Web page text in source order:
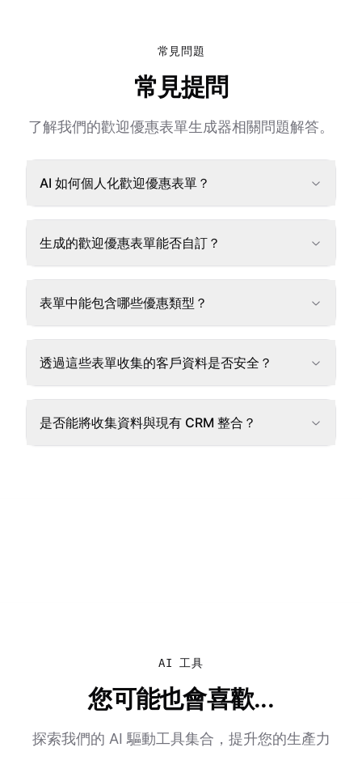
常見問題
常見提問
了解我們的歡迎優惠表單生成器相關問題解答。
AI 如何個人化歡迎優惠表單？
生成的歡迎優惠表單能否自訂？
表單中能包含哪些優惠類型？
透過這些表單收集的客戶資料是否安全？
是否能將收集資料與現有 CRM 整合？
AI 工具
您可能也會喜歡...
探索我們的 AI 驅動工具集合，提升您的生產力